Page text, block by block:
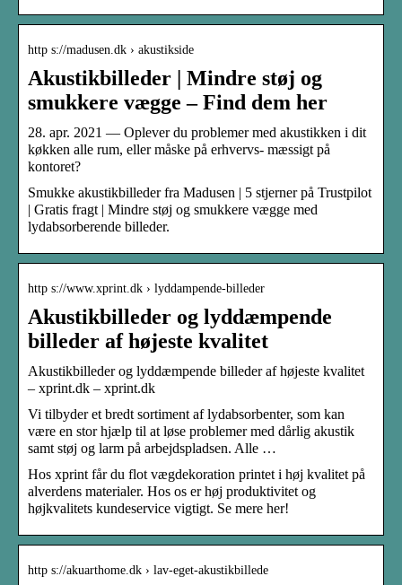
http s://madusen.dk › akustikside
Akustikbilleder | Mindre støj og
smukkere vægge – Find dem her
28. apr. 2021 — Oplever du problemer med akustikken i dit
køkken alle rum, eller måske på erhvervs- mæssigt på
kontoret?
Smukke akustikbilleder fra Madusen | 5 stjerner på Trustpilot
| Gratis fragt | Mindre støj og smukkere vægge med
lydabsorberende billeder.
http s://www.xprint.dk › lyddampende-billeder
Akustikbilleder og lyddæmpende
billeder af højeste kvalitet
Akustikbilleder og lyddæmpende billeder af højeste kvalitet
– xprint.dk – xprint.dk
Vi tilbyder et bredt sortiment af lydabsorbenter, som kan
være en stor hjælp til at løse problemer med dårlig akustik
samt støj og larm på arbejdspladsen. Alle …
Hos xprint får du flot vægdekoration printet i høj kvalitet på
alverdens materialer. Hos os er høj produktivitet og
højkvalitets kundeservice vigtigt. Se mere her!
http s://akuarthome.dk › lav-eget-akustikbillede